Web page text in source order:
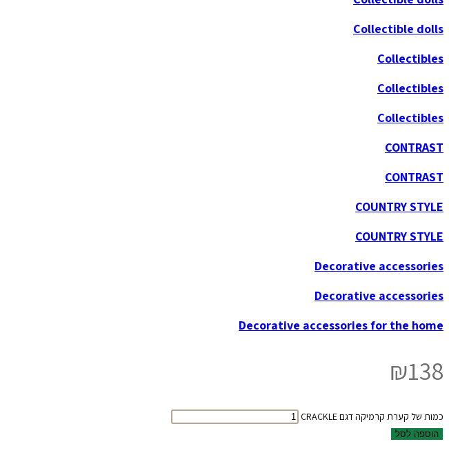
Collectible dolls
Collectibles
Collectibles
Collectibles
CONTRAST
CONTRAST
COUNTRY STYLE
COUNTRY STYLE
Decorative accessories
Decorative accessories
Decorative accessories for the home
₪138
כמות של קערת קרמיקה דגם CRACKLE
הוספה לסל